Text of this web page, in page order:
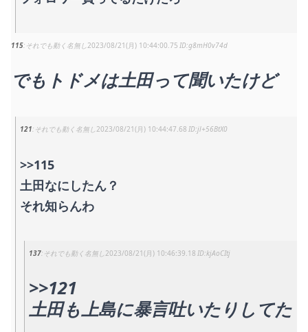
115 それでも動く名無し 2023/08/21(月) 10:44:00.75 g8mH0v74d
でもトドメは土田って聞いたけど
121 それでも動く名無し 2023/08/21(月) 10:44:47.68 jl+56BtX0
>>115
土田なにしたん？
それ知らんわ
137 それでも動く名無し 2023/08/21(月) 10:46:39.18 kjAoCItj
>>121
土田も上島に暴言吐いたりしてた